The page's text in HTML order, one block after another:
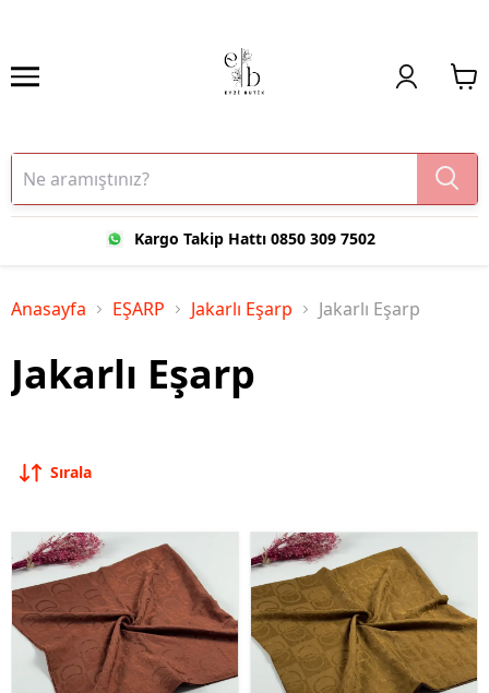
Kargo Takip Hattı 0850 309 7502
Anasayfa EŞARP Jakarlı Eşarp Jakarlı Eşarp
Jakarlı Eşarp
Sırala